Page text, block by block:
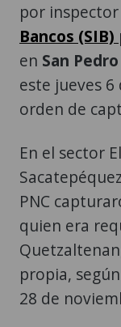
por inspector
Bancos (SIB)
en San
este jueves
orden de
En el sector
PNC
quien era
propia,
28 de